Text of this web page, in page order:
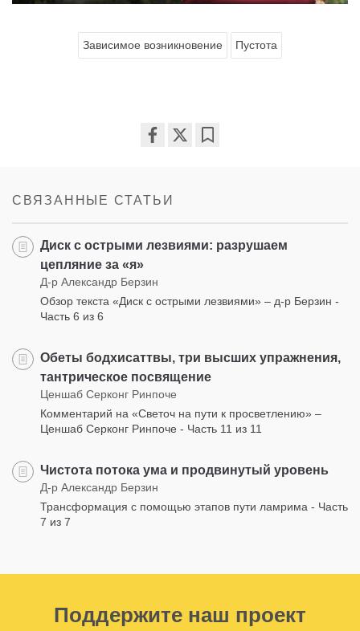
Зависимое возникновение Пустота
СВЯЗАННЫЕ СТАТЬИ
Диск с острыми лезвиями: разрушаем
цепляние за «я»
Д-р Александр Берзин
Обзор текста «Диск с острыми лезвиями» – д-р Берзин -
Часть 6 из 6
Обеты бодхисаттвы, три высших упражнения,
тантрическое посвящение
Ценшаб Серконг Ринпоче
Комментарий на «Светоч на пути к просветлению» –
Ценшаб Серконг Ринпоче - Часть 11 из 11
Чистота потока ума и продвинутый уровень
Д-р Александр Берзин
Трансформация с помощью этапов пути ламрима - Часть
7 из 7
Поддержите наш проект